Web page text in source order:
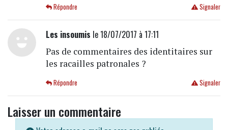
Signaler
Répondre
Les insoumis le 18/07/2017 à 17:11
Pas de commentaires des identitaires sur
les racailles patronales ?
Signaler
Répondre
Laisser un commentaire